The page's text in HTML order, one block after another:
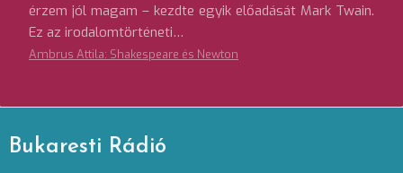
érzem jól magam – kezdte egyik előadását Mark Twain.
Ez az irodalomtörténeti…
Ambrus Attila: Shakespeare és Newton
Bukaresti Rádió